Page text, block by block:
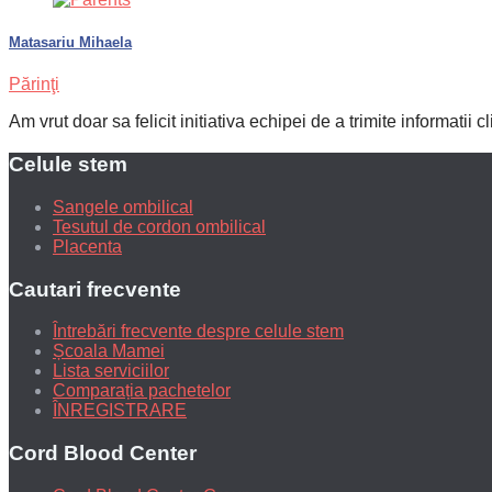
Matasariu Mihaela
Părinţi
Am vrut doar sa felicit initiativa echipei de a trimite informatii
Celule stem
Sangele ombilical
Tesutul de cordon ombilical
Placenta
Cautari frecvente
Întrebări frecvente despre celule stem
Școala Mamei
Lista serviciilor
Comparația pachetelor
ÎNREGISTRARE
Cord Blood Center